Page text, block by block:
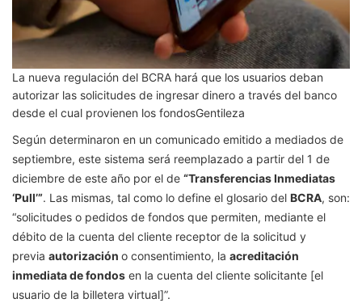
La nueva regulación del BCRA hará que los usuarios deban
autorizar las solicitudes de ingresar dinero a través del banco
desde el cual provienen los fondosGentileza
Según determinaron en un comunicado emitido a mediados de
septiembre, este sistema será reemplazado a partir del 1 de
diciembre de este año por el de “Transferencias Inmediatas
‘Pull’”. Las mismas, tal como lo define el glosario del BCRA, son:
“solicitudes o pedidos de fondos que permiten, mediante el
débito de la cuenta del cliente receptor de la solicitud y
previa autorización o consentimiento, la acreditación
inmediata de fondos en la cuenta del cliente solicitante [el
usuario de la billetera virtual]”.